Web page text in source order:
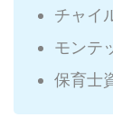
チャイ
モンテ
保育士